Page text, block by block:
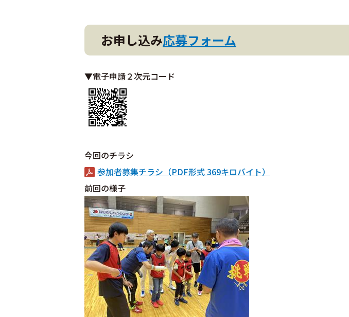
お申し込み応募フォーム
▼電子申請２次元コード
今回のチラシ
参加者募集チラシ（PDF形式 369キロバイト）
前回の様子